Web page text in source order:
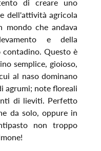
di creare uno
dell'attività agricola
che andava
e della
Questo è
semplice, gioioso,
al naso dominano
agrumi; note floreali
di lieviti. Perfetto
da solo, oppure in
non troppo